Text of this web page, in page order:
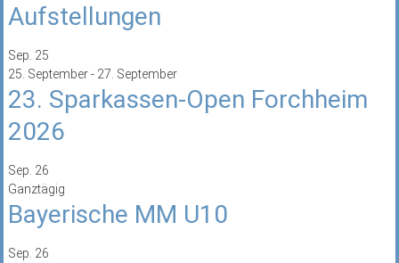
Aufstellungen
Sep. 25
25. September- 27. September
23. Sparkassen-Open Forchheim
2026
Sep. 26
Ganztägig
Bayerische MM U10
Sep. 26